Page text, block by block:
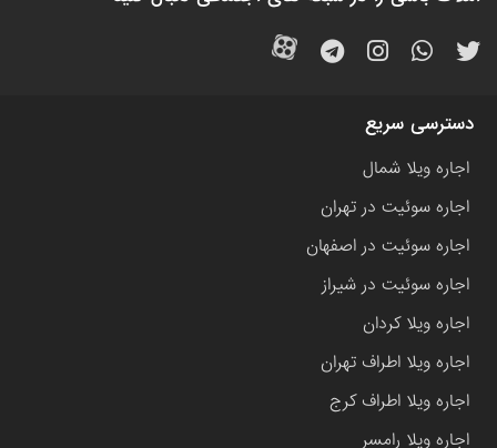
دسترسی سریع
اجاره ویلا شمال
اجاره سوئیت در تهران
اجاره سوئیت در اصفهان
اجاره سوئیت در شیراز
اجاره ویلا کردان
اجاره ویلا اطراف تهران
اجاره ویلا اطراف کرج
اجاره ویلا رامسر